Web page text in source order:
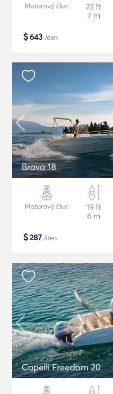
Motorový člun
22 ft
7 m
$643 /den
Brava 18
Motorový člun
19 ft
6 m
$287 /den
Capelli Freedom 20